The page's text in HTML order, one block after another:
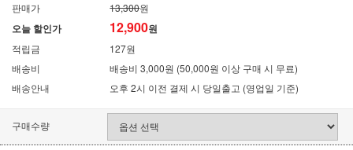
판매가
13,300원
오늘 할인가 12,900원
적립금
127원
배송비
배송비 3,000원 (50,000원 이상 구매 시 무료)
배송안내
오후 2시 이전 결제 시 당일출고 (영업일 기준)
구매수량